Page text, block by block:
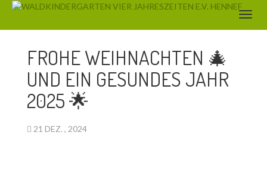
FROHE WEIHNACHTEN 🎄
UND EIN GESUNDES JAHR
2025 🌟
21 DEZ. , 2024